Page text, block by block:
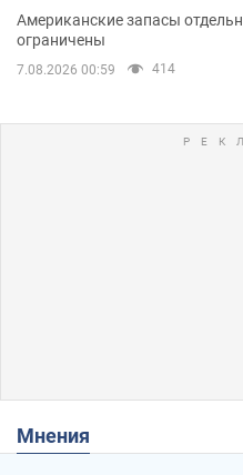
Американские запасы
ограничены
7.08.2026 00:59 414
Мнения